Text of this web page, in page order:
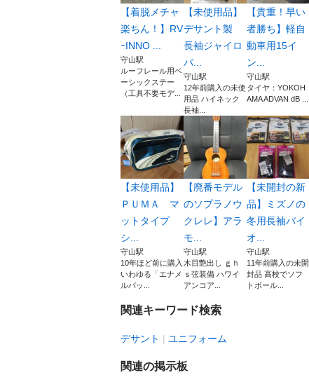
【着脱メチャ
楽ちん！】RV
ｰINNO ...
守山駅
ルーフレール用ベ
ーシックステー
（工具不要モデ...
【未使用品】
デサント製
長袖ジャイロ
パ...
守山駅
12年前購入の未使
用品 ハイネック
長袖...
【貴重！早い
者勝ち】軽自
動車用15イ
ン...
守山駅
タイヤ：YOKOH
AMA ADVAN dB ...
【未使用品】
ＰＵＭＡ マ
ットタイプ
シ...
守山駅
10年ほど前に購入
いわゆる「エナメ
ルバッ...
【廃番モデル
のソプラノウ
クレレ】アラ
モ...
守山駅
木目艶出し ｇｈ
ｓ弦装備 ハワイ
アンコア...
【未開封の新
品】ミズノの
冬用長袖バイ
オ...
守山駅
11年前購入の未開
封品 高校でソフ
トボール...
関連キーワード検索
デサント ユニフォーム
関連の掲示板